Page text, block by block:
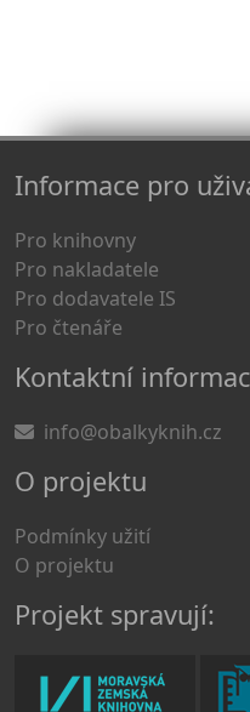
Informace pro
Pro knihovny
Pro nakladatele
Pro dodavatele IS
Pro čtenáře
Kontaktní
info@obalkyknih.cz
O projektu
Podmínky užití
O projektu
Projekt spravují: